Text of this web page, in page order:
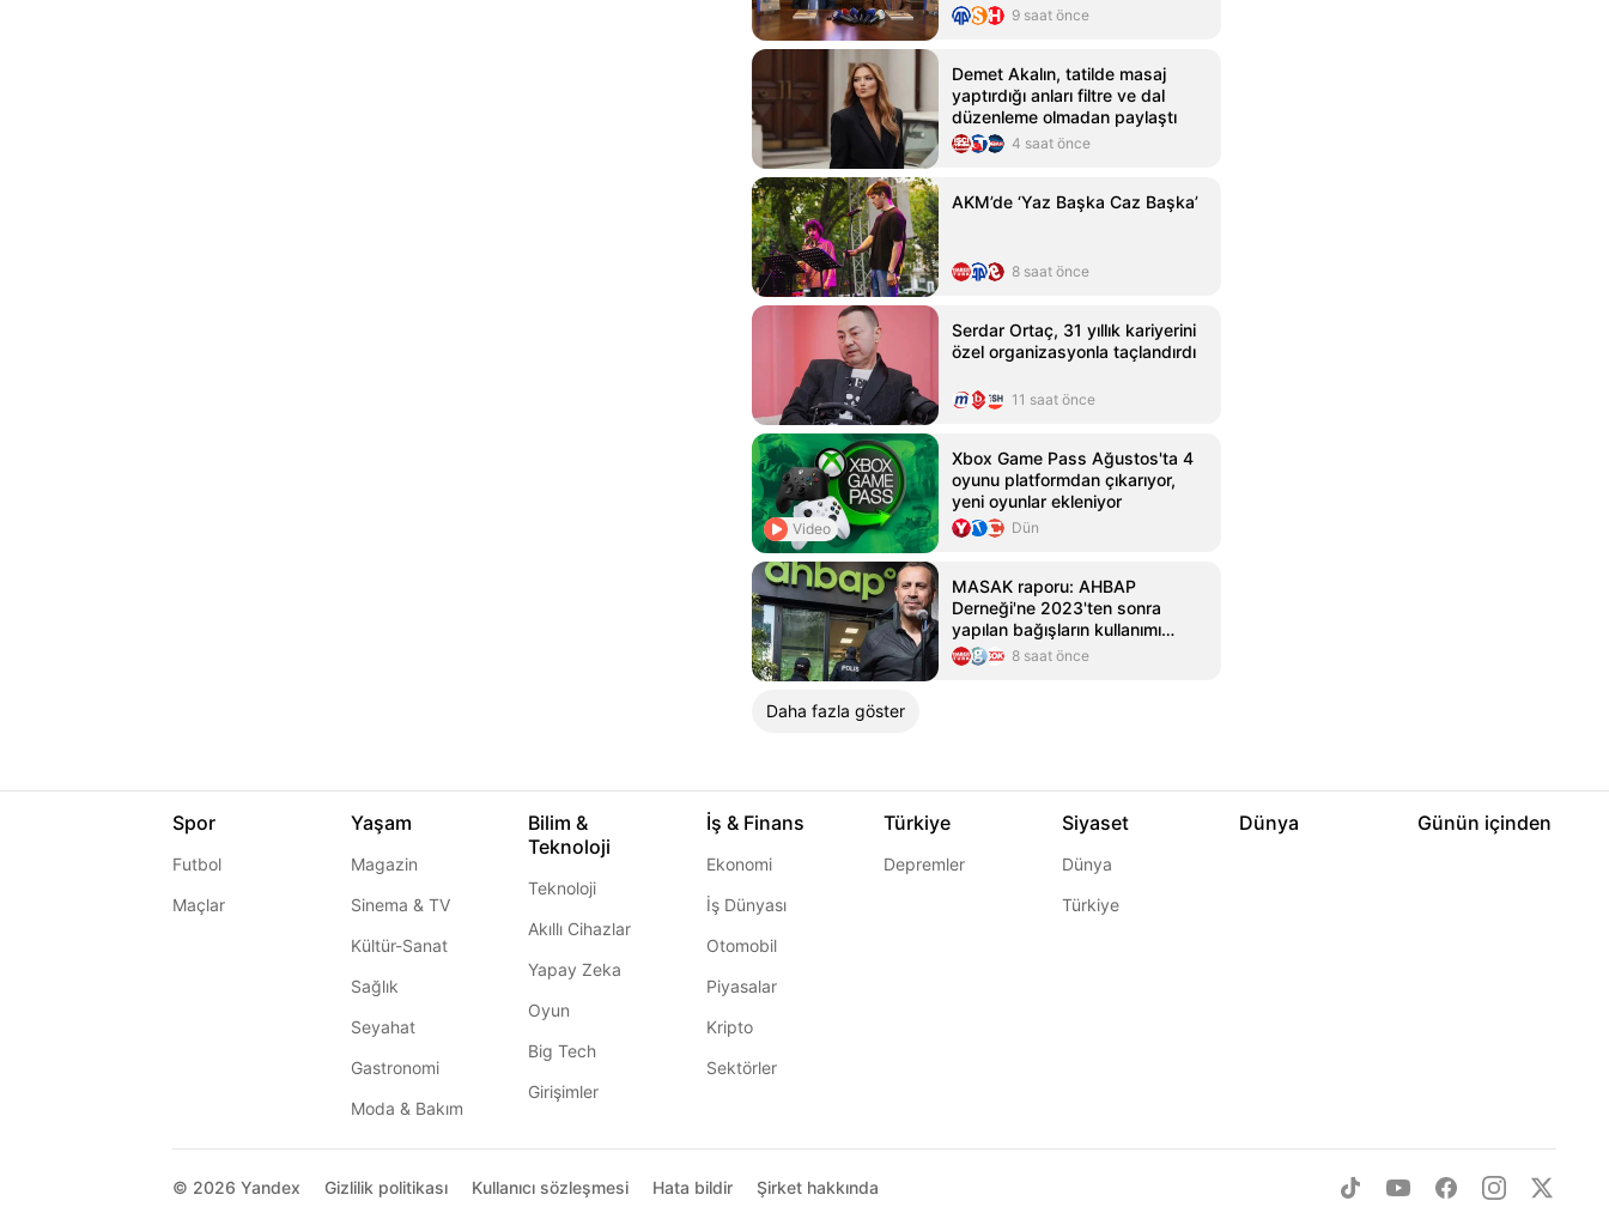
9 saat önce
Demet Akalın, tatilde masaj
yaptırdığı anları filtre ve dal
düzenleme olmadan paylaştı
4 saat önce
AKM’de ‘Yaz Başka Caz Başka’
8 saat önce
Serdar Ortaç, 31 yıllık kariyerini
özel organizasyonla taçlandırdı
11 saat önce
Video
Xbox Game Pass Ağustos'ta 4
oyunu platformdan çıkarıyor,
yeni oyunlar ekleniyor
Dün
MASAK raporu: AHBAP
Derneği'ne 2023'ten sonra
yapılan bağışların kullanımı
inceleniyor8 saat önce
Daha fazla göster
Spor
Futbol
Maçlar
Yaşam
Magazin
Sinema & TV
Kültür-Sanat
Sağlık
Seyahat
Gastronomi
Moda & Bakım
Bilim &
Teknoloji
Teknoloji
Akıllı Cihazlar
Yapay Zeka
Oyun
Big Tech
Girişimler
İş & Finans
Ekonomi
İş Dünyası
Otomobil
Piyasalar
Kripto
Sektörler
Türkiye
Depremler
Siyaset
Dünya
Türkiye
Dünya Günün içinden
© 2026 Yandex Gizlilik politikası Kullanıcı sözleşmesi Hata bildir Şirket hakkında